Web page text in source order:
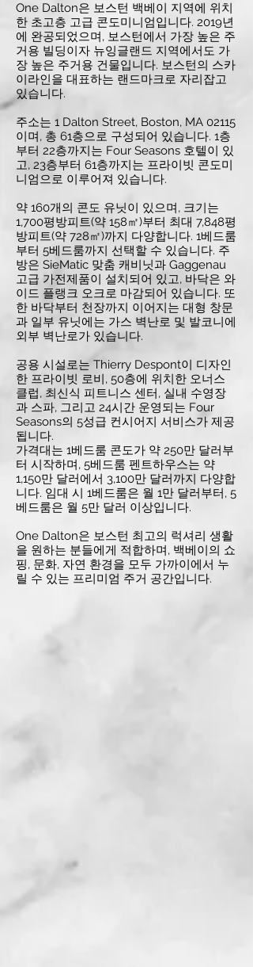
One Dalton은 보스턴 백베이 지역에 위치
한 초고층 고급 콘도미니엄입니다. 2019년
에 완공되었으며, 보스턴에서 가장 높은 주
거용 빌딩이자 뉴잉글랜드 지역에서도 가
장 높은 주거용 건물입니다. 보스턴의 스카
이라인을 대표하는 랜드마크로 자리잡고
있습니다.
주소는 1 Dalton Street, Boston, MA 02115
이며, 총 61층으로 구성되어 있습니다. 1층
부터 22층까지는 Four Seasons 호텔이 있
고, 23층부터 61층까지는 프라이빗 콘도미
니엄으로 이루어져 있습니다.
약 160개의 콘도 유닛이 있으며, 크기는
1,700평방피트(약 158㎡)부터 최대 7,848평
방피트(약 728㎡)까지 다양합니다. 1베드룸
부터 5베드룸까지 선택할 수 있습니다. 주
방은 SieMatic 맞춤 캐비닛과 Gaggenau
고급 가전제품이 설치되어 있고, 바닥은 와
이드 플랭크 오크로 마감되어 있습니다. 또
한 바닥부터 천장까지 이어지는 대형 창문
과 일부 유닛에는 가스 벽난로 및 발코니에
외부 벽난로가 있습니다.
공용 시설로는 Thierry Despont이 디자인
한 프라이빗 로비, 50층에 위치한 오너스
클럽, 최신식 피트니스 센터, 실내 수영장
과 스파, 그리고 24시간 운영되는 Four
Seasons의 5성급 컨시어지 서비스가 제공
됩니다.
가격대는 1베드룸 콘도가 약 250만 달러부
터 시작하며, 5베드룸 펜트하우스는 약
1,150만 달러에서 3,100만 달러까지 다양합
니다. 임대 시 1베드룸은 월 1만 달러부터, 5
베드룸은 월 5만 달러 이상입니다.
One Dalton은 보스턴 최고의 럭셔리 생활
을 원하는 분들에게 적합하며, 백베이의 쇼
핑, 문화, 자연 환경을 모두 가까이에서 누
릴 수 있는 프리미엄 주거 공간입니다.